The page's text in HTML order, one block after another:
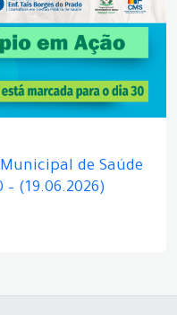
de Saúde
(19.06.2026)